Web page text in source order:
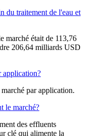
du traitement de l'eau et
marché était de 113,76
206,64 milliards USD
application?
par application.
le marché?
des effluents
clé qui alimente la